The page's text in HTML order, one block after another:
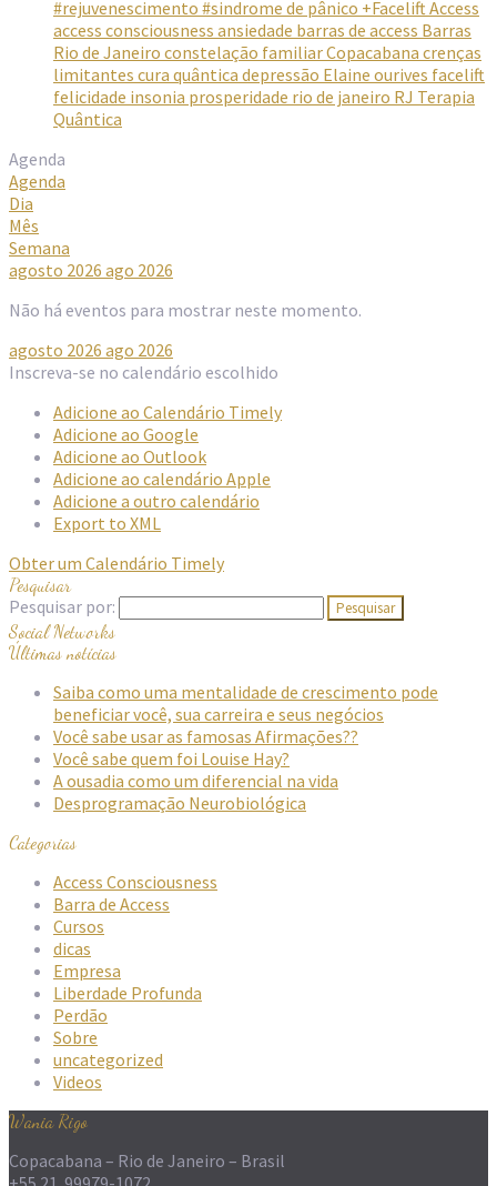
#rejuvenescimento #sindrome de pânico +Facelift Access
access consciousness ansiedade barras de access Barras
Rio de Janeiro constelação familiarCopacabana crenças
limitantes cura quântica depressão Elaine ourives facelift
felicidade insonia prosperidade rio de janeiro RJ Terapia
Quântica
Agenda
Agenda
Dia
Mês
Semana
agosto 2026 ago 2026
Não há eventos para mostrar neste momento.
agosto 2026 ago 2026
Inscreva-se no calendário escolhido
Adicione ao Calendário Timely
Adicione ao Google
Adicione ao Outlook
Adicione ao calendário Apple
Adicione a outro calendário
Export to XML
Obter um Calendário Timely
Pesquisar
Pesquisar por:
Social Networks
Últimas notícias
Saiba como uma mentalidade de crescimento pode
beneficiar você, sua carreira e seus negócios
Você sabe usar as famosas Afirmações??
Você sabe quem foi Louise Hay?
A ousadia como um diferencial na vida
Desprogramação Neurobiológica
Categorias
Access Consciousness
Barra de Access
Cursos
dicas
Empresa
Liberdade Profunda
Perdão
Sobre
uncategorized
Videos
Wania Rigo
Copacabana – Rio de Janeiro – Brasil